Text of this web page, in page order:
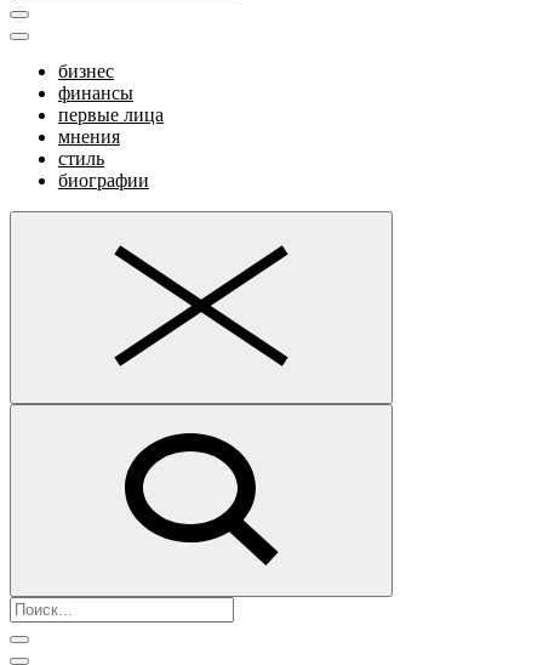
бизнес
финансы
первые лица
мнения
стиль
биографии